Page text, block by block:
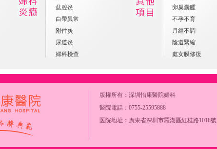
盆腔炎
白帶異常
附件炎
尿道炎
婦科檢查
卵巢囊腫
不孕不育
月經不調
陰道緊縮
處女膜修復
版權所有： 深圳怡康醫院婦科
醫院電話：0755-25595888
医院地址：廣東省深圳市羅湖區紅桂路1018號